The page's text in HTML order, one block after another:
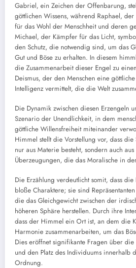
Gabriel, ein Zeichen der Offenbarung,
göttlichen Wissens, während Raphael,
für das Wohl der Menschheit und deren
Michael, der Kämpfer für das Licht,
den Schutz, die notwendig sind, um das
Gut und Böse zu erhalten. In diesem
die Zusammenarbeit dieser Engel zu
Deismus, der den Menschen eine
Intelligenz vermittelt, die die Welt
Die Dynamik zwischen diesen Erzengeln
Szenario der Unendlichkeit, in dem
göttliche Willensfreiheit miteinander
Himmel stellt die Vorstellung vor, dass die
nur aus Materie besteht, sondern auch
Überzeugungen, die das Moralische in
Die Erzählung verdeutlicht somit, dass
bloße Charaktere; sie sind
die das Gleichgewicht zwischen der
höheren Sphäre herstellen. Durch ihre
dass der Himmel ein Ort ist, an dem die
Harmonie zusammenarbeiten, um das
Dies eröffnet signifikante Fragen über
und den Platz des Individuums innerhalb
Ordnung.